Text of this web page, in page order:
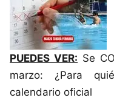
PUEDES VER: Se
marzo: ¿Para
calendario oficial